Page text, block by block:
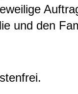
und den